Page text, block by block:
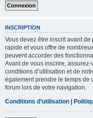
INSCRIPTION
Vous devez être inscrit avant de
rapide et vous offre de
peuvent accorder des
Avant de vous inscrire,
conditions d’utilisation et de
également prendre le temps de
forum lors de votre navigation.
Conditions d’utilisation |